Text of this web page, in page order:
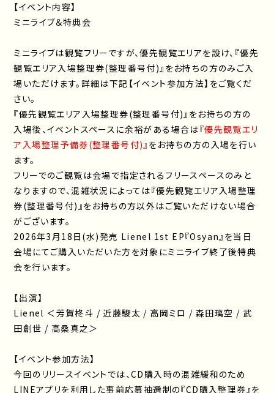
【イベント内容】
ミニライブ＆特典会
ミニライブは観覧フリーですが、優先観覧エリアを設け、『優先
観覧エリア入場整理券(整理番号付)』をお持ちの方のみご入
場いただけます。詳細は下記【イベント参加方法】をご覧くだ
さい。
『優先観覧エリア入場整理券(整理番号付)』をお持ちの方の
入場後、イベントスペースに余裕がある場合は『優先観覧エリ
ア入場整理予備券(整理番号付)』 をお持ちの方の入場を行い
ます。
フリーでのご観覧は会場で指定されるフリースペースのみと
なりますので、混雑状況によっては『優先観覧エリア入場整理
券(整理番号付)』をお持ちの方以外はご覧いただけない場合
がございます。
2026年3月18日(水)発売 Lienel 1st EP『Osyan』を当日
会場にてご購入いただいた方を対象にミニライブ終了後特典
会を行います。
【出演】
Lienel ＜芳賀柊斗 / 近藤駿太 / 高岡ミロ / 森田璃空 / 武
田創世 / 高桑真之＞
【イベント参加方法】
今回のリリースイベントでは、CD購入時の混雑緩和のため
LINEアプリを利用した事前応募抽選制の『CD購入整理券』を